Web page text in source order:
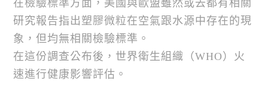
在檢驗標準方面，美國與歐盟雖然或去都有相關
研究報告指出塑膠微粒在空氣跟水源中存在的現
象，但均無相關檢驗標準。
在這份調查公布後，世界衛生組織（WHO）火
速進行健康影響評估。